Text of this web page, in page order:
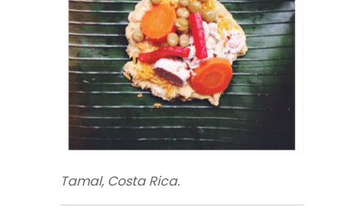
Tamal, Costa Rica.